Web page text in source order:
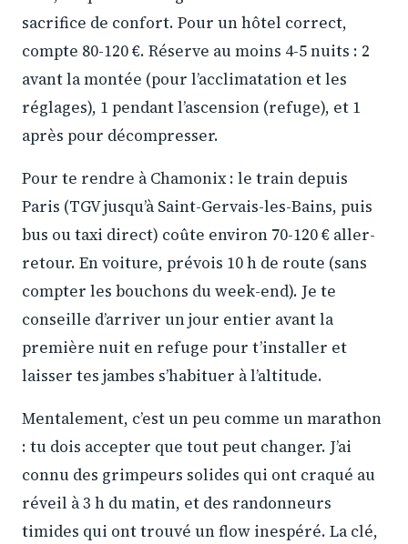
sacrifice de confort. Pour un hôtel correct,
compte 80-120 €. Réserve au moins 4-5 nuits : 2
avant la montée (pour l’acclimatation et les
réglages), 1 pendant l’ascension (refuge), et 1
après pour décompresser.
Pour te rendre à Chamonix : le train depuis
Paris (TGV jusqu’à Saint-Gervais-les-Bains, puis
bus ou taxi direct) coûte environ 70-120 € aller-
retour. En voiture, prévois 10 h de route (sans
compter les bouchons du week-end). Je te
conseille d’arriver un jour entier avant la
première nuit en refuge pour t’installer et
laisser tes jambes s’habituer à l’altitude.
Mentalement, c’est un peu comme un marathon
: tu dois accepter que tout peut changer. J’ai
connu des grimpeurs solides qui ont craqué au
réveil à 3 h du matin, et des randonneurs
timides qui ont trouvé un flow inespéré. La clé,